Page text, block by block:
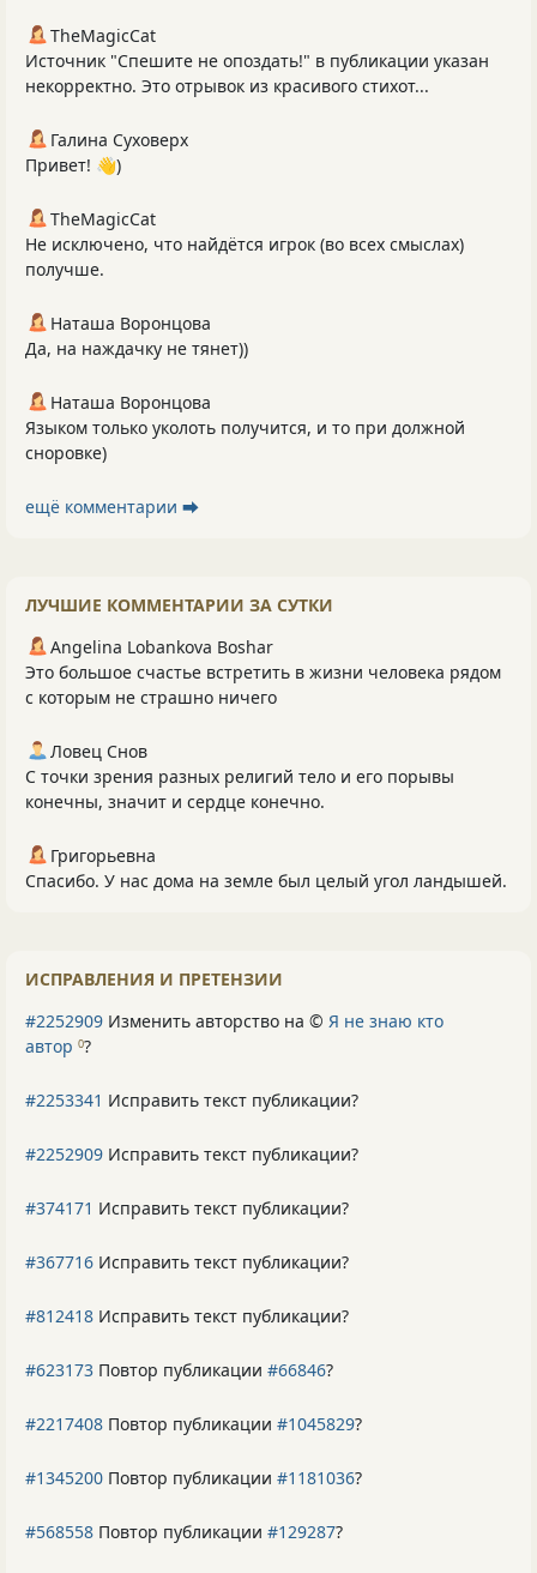
TheMagicCat
Источник "Спешите не опоздать!" в публикации указан
некорректно. Это отрывок из красивого стихот...
Галина Суховерх
Привет! 👋)
TheMagicCat
Не исключено, что найдётся игрок (во всех смыслах)
получше.
Наташа Воронцова
Да, на наждачку не тянет))
Наташа Воронцова
Языком только уколоть получится, и то при должной
сноровке)
ещё комментарии ⮕
ЛУЧШИЕ КОММЕНТАРИИ ЗА СУТКИ
Angelina Lobankova Boshar
Это большое счастье встретить в жизни человека рядом
с которым не страшно ничего
Ловец Снов
С точки зрения разных религий тело и его порывы
конечны, значит и сердце конечно.
Григорьевна
Спасибо. У нас дома на земле был целый угол ландышей.
ИСПРАВЛЕНИЯ И ПРЕТЕНЗИИ
#2252909 Изменить авторство на © Я не знаю кто
автор 0?
#2253341 Исправить текст публикации?
#2252909 Исправить текст публикации?
#374171 Исправить текст публикации?
#367716 Исправить текст публикации?
#812418 Исправить текст публикации?
#623173 Повтор публикации #66846?
#2217408 Повтор публикации #1045829?
#1345200 Повтор публикации #1181036?
#568558 Повтор публикации #129287?